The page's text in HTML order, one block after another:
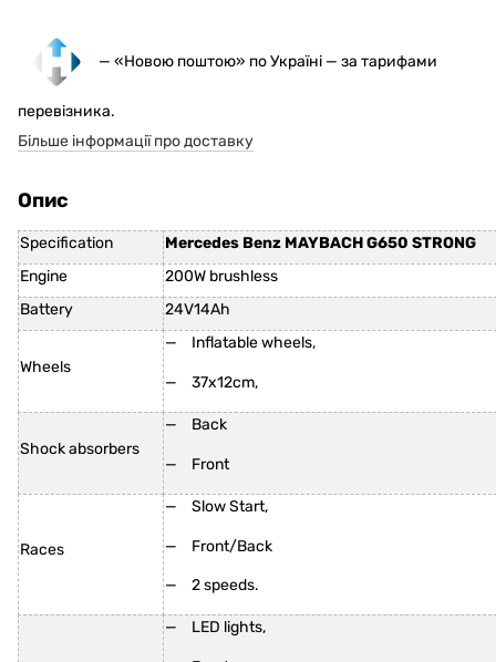
— «Новою поштою» по Україні — за тарифами
перевізника.
Більше інформації про доставку
Опис
Specification
Mercedes Benz MAYBACH G650 STRONG
Engine
200W brushless
Battery
24V14Ah
Wheels
Inflatable wheels,
37x12cm,
Shock absorbers
Back
Front
Races
Slow Start,
Front/Back
2 speeds.
LED lights,